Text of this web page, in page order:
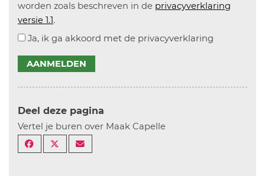
worden zoals beschreven in de privacyverklaring
versie 1.1.
Ja, ik ga akkoord met de privacyverklaring
AANMELDEN
Deel deze pagina
Vertel je buren over Maak Capelle